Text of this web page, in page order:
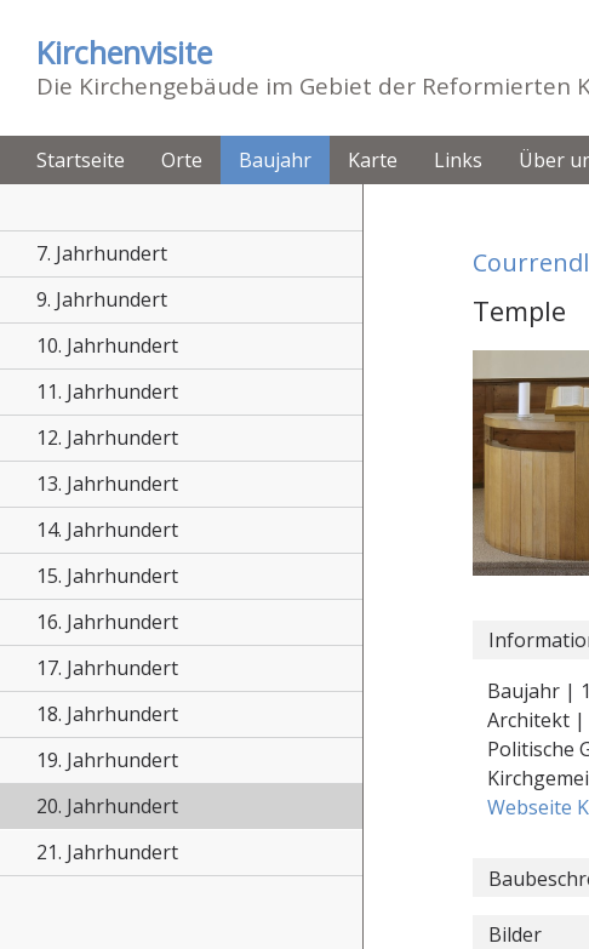
Kirchenvisite
Die Kirchengebäude im Gebiet der Reformierten
Startseite Orte Baujahr Karte Links Über
7. Jahrhundert
9. Jahrhundert
10. Jahrhundert
11. Jahrhundert
12. Jahrhundert
13. Jahrhundert
14. Jahrhundert
15. Jahrhundert
16. Jahrhundert
17. Jahrhundert
18. Jahrhundert
19. Jahrhundert
20. Jahrhundert
21. Jahrhundert
Temple
Baujahr |
Architekt |
Politische
Webseite
Bilder